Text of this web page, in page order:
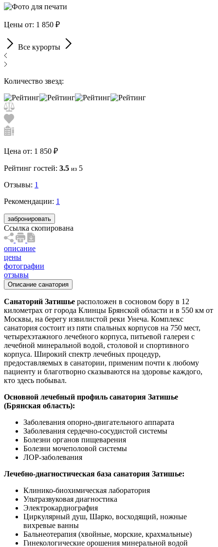
Цены от: 1 850 ₽
Все курорты
Количество звезд:
Цена от: 1 850 ₽
Рейтинг гостей: 3.5 из 5
Отзывы: 1
Рекомендации: 1
забронировать
Ссылка скопирована
описание
цены
фотографии
отзывы
Описание санатория
Санаторий Затишье расположен в сосновом бору в 12
километрах от города Клинцы Брянской области и в 550 км от
Москвы, на берегу извилистой реки Унеча. Комплекс
санатория состоит из пяти спальных корпусов на 750 мест,
четырехэтажного лечебного корпуса, питьевой галереи с
лечебной минеральной водой, столовой и спортивного
корпуса. Широкий спектр лечебных процедур,
предоставляемых в санатории, применим почти к любому
пациенту и благотворно сказываются на здоровье каждого,
кто здесь побывал.
Основной лечебный профиль санатория Затишье
(Брянская область):
Заболевания опорно-двигательного аппарата
Заболевания сердечно-сосудистой системы
Болезни органов пищеварения
Болезни мочеполовой системы
ЛОР-заболевания
Лечебно-диагностическая база санатория Затишье:
Клинико-биохимическая лаборатория
Ультразвуковая диагностика
Электрокардиография
Циркулярный душ, Шарко, восходящий, ножные
вихревые ванны
Бальнеотерапия (хвойные, морские, крахмальные)
Гинекологические орошения минеральной водой